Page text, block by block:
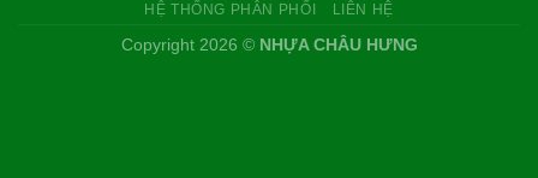
HỆ THỐNG PHÂN PHỐI LIÊN HỆ
Copyright 2026 © NHỰA CHÂU HƯNG